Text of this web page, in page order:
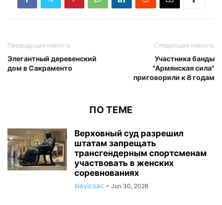
Предыдущая новость
Элегантный деревенский
дом в Сакраменто
Следующая новость
Участника банды
"Армянская сила"
приговорили к 8 годам
ПО ТЕМЕ
Верховный суд разрешил
штатам запрещать
трансгендерным спортсменам
участвовать в женских
соревнованиях
slavicsac - Jun 30, 2026